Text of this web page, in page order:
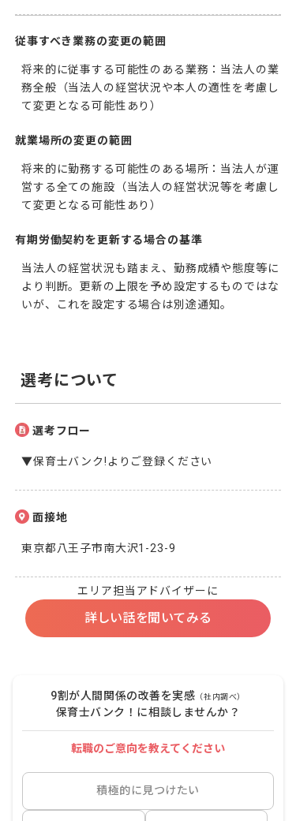
従事すべき業務の変更の範囲
将来的に従事する可能性のある業務：当法人の業
務全般（当法人の経営状況や本人の適性を考慮し
て変更となる可能性あり）
就業場所の変更の範囲
将来的に勤務する可能性のある場所：当法人が運
営する全ての施設（当法人の経営状況等を考慮し
て変更となる可能性あり）
有期労働契約を更新する場合の基準
当法人の経営状況も踏まえ、勤務成績や態度等に
より判断。更新の上限を予め設定するものではな
いが、これを設定する場合は別途通知。
選考について
選考フロー
▼保育士バンク!よりご登録ください
面接地
東京都八王子市南大沢1-23-9
エリア担当アドバイザーに
詳しい話を聞いてみる
9割が人間関係の改善を実感 （社内調べ）
保育士バンク！に相談しませんか？
転職のご意向を教えてください
積極的に見つけたい